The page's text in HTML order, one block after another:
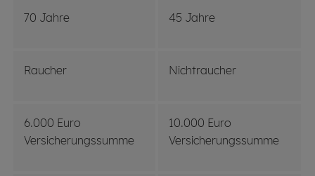
70 Jahre 45 Jahre
Raucher Nichtraucher
6.000 Euro
Versicherungssumme
10.000 Euro
Versicherungssumme